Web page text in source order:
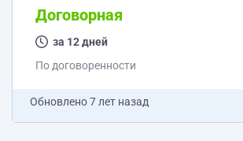
идущих потоков воздуха и подобное,
судового крана, немного несложной
Разбираешься в Октане для Синемы —
Договорная
за 12 дней
По договоренности
Обновлено7 лет назад